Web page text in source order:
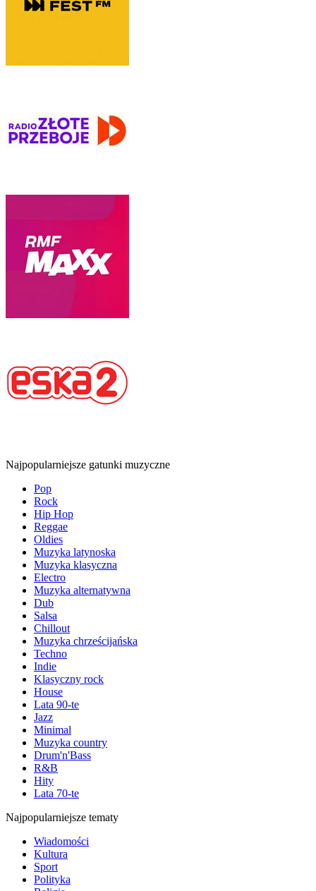
Najpopularniejsze gatunki muzyczne
Pop
Rock
Hip Hop
Reggae
Oldies
Muzyka latynoska
Muzyka klasyczna
Electro
Muzyka alternatywna
Dub
Salsa
Chillout
Muzyka chrześcijańska
Techno
Indie
Klasyczny rock
House
Lata 90-te
Jazz
Minimal
Muzyka country
Drum'n'Bass
R&B
Hity
Lata 70-te
Najpopularniejsze tematy
Wiadomości
Kultura
Sport
Polityka